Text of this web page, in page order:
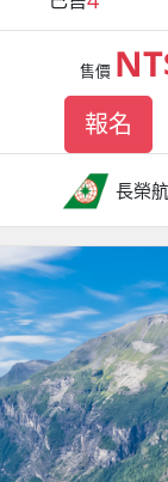
長榮
售價
報名